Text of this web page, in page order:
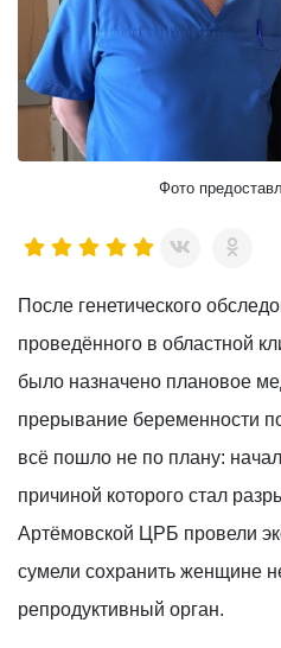
Фото
После генетического
проведённого в областной
было назначено плановое
прерывание беременности
всё пошло не по плану:
причиной которого стал
Артёмовской ЦРБ провели
сумели сохранить женщине
репродуктивный орган.